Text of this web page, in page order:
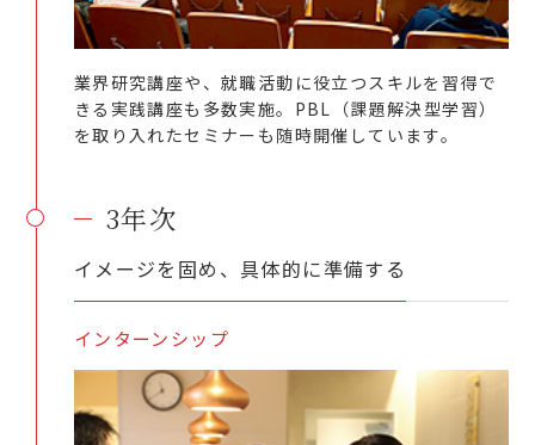
業界研究講座や、就職活動に役立つスキルを習得で
きる実践講座も多数実施。PBL（課題解決型学習）
を取り入れたセミナーも随時開催しています。
3年次
イメージを固め、具体的に準備する
インターンシップ